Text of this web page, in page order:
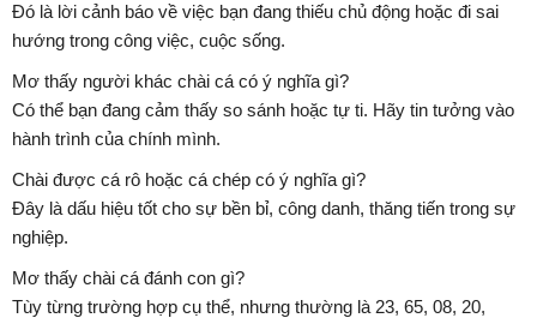
Đó là lời cảnh báo về việc bạn đang thiếu chủ động hoặc đi sai
hướng trong công việc, cuộc sống.
Mơ thấy người khác chài cá có ý nghĩa gì?
Có thể bạn đang cảm thấy so sánh hoặc tự ti. Hãy tin tưởng vào
hành trình của chính mình.
Chài được cá rô hoặc cá chép có ý nghĩa gì?
Đây là dấu hiệu tốt cho sự bền bỉ, công danh, thăng tiến trong sự
nghiệp.
Mơ thấy chài cá đánh con gì?
Tùy từng trường hợp cụ thể, nhưng thường là 23, 65, 08, 20,